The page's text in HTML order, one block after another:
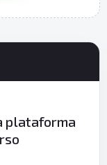
plataforma